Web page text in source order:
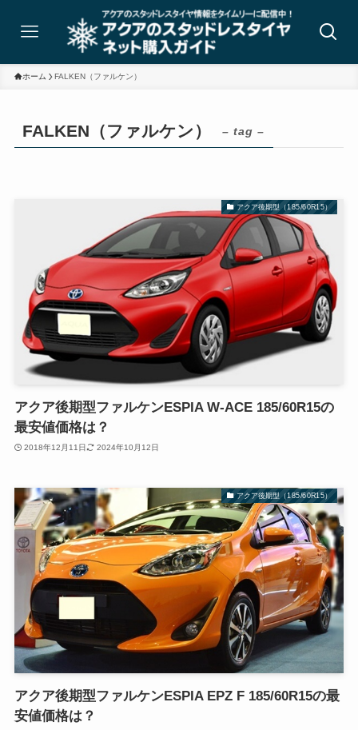
ホーム FALKEN（ファルケン）
FALKEN（ファルケン） – tag –
アクア後期型（185/60R15）
アクア後期型ファルケンESPIA W-ACE 185/60R15の
最安値価格は？
2018年12月11日 2024年10月12日
アクア後期型（185/60R15）
アクア後期型ファルケンESPIA EPZ F 185/60R15の最
安値価格は？